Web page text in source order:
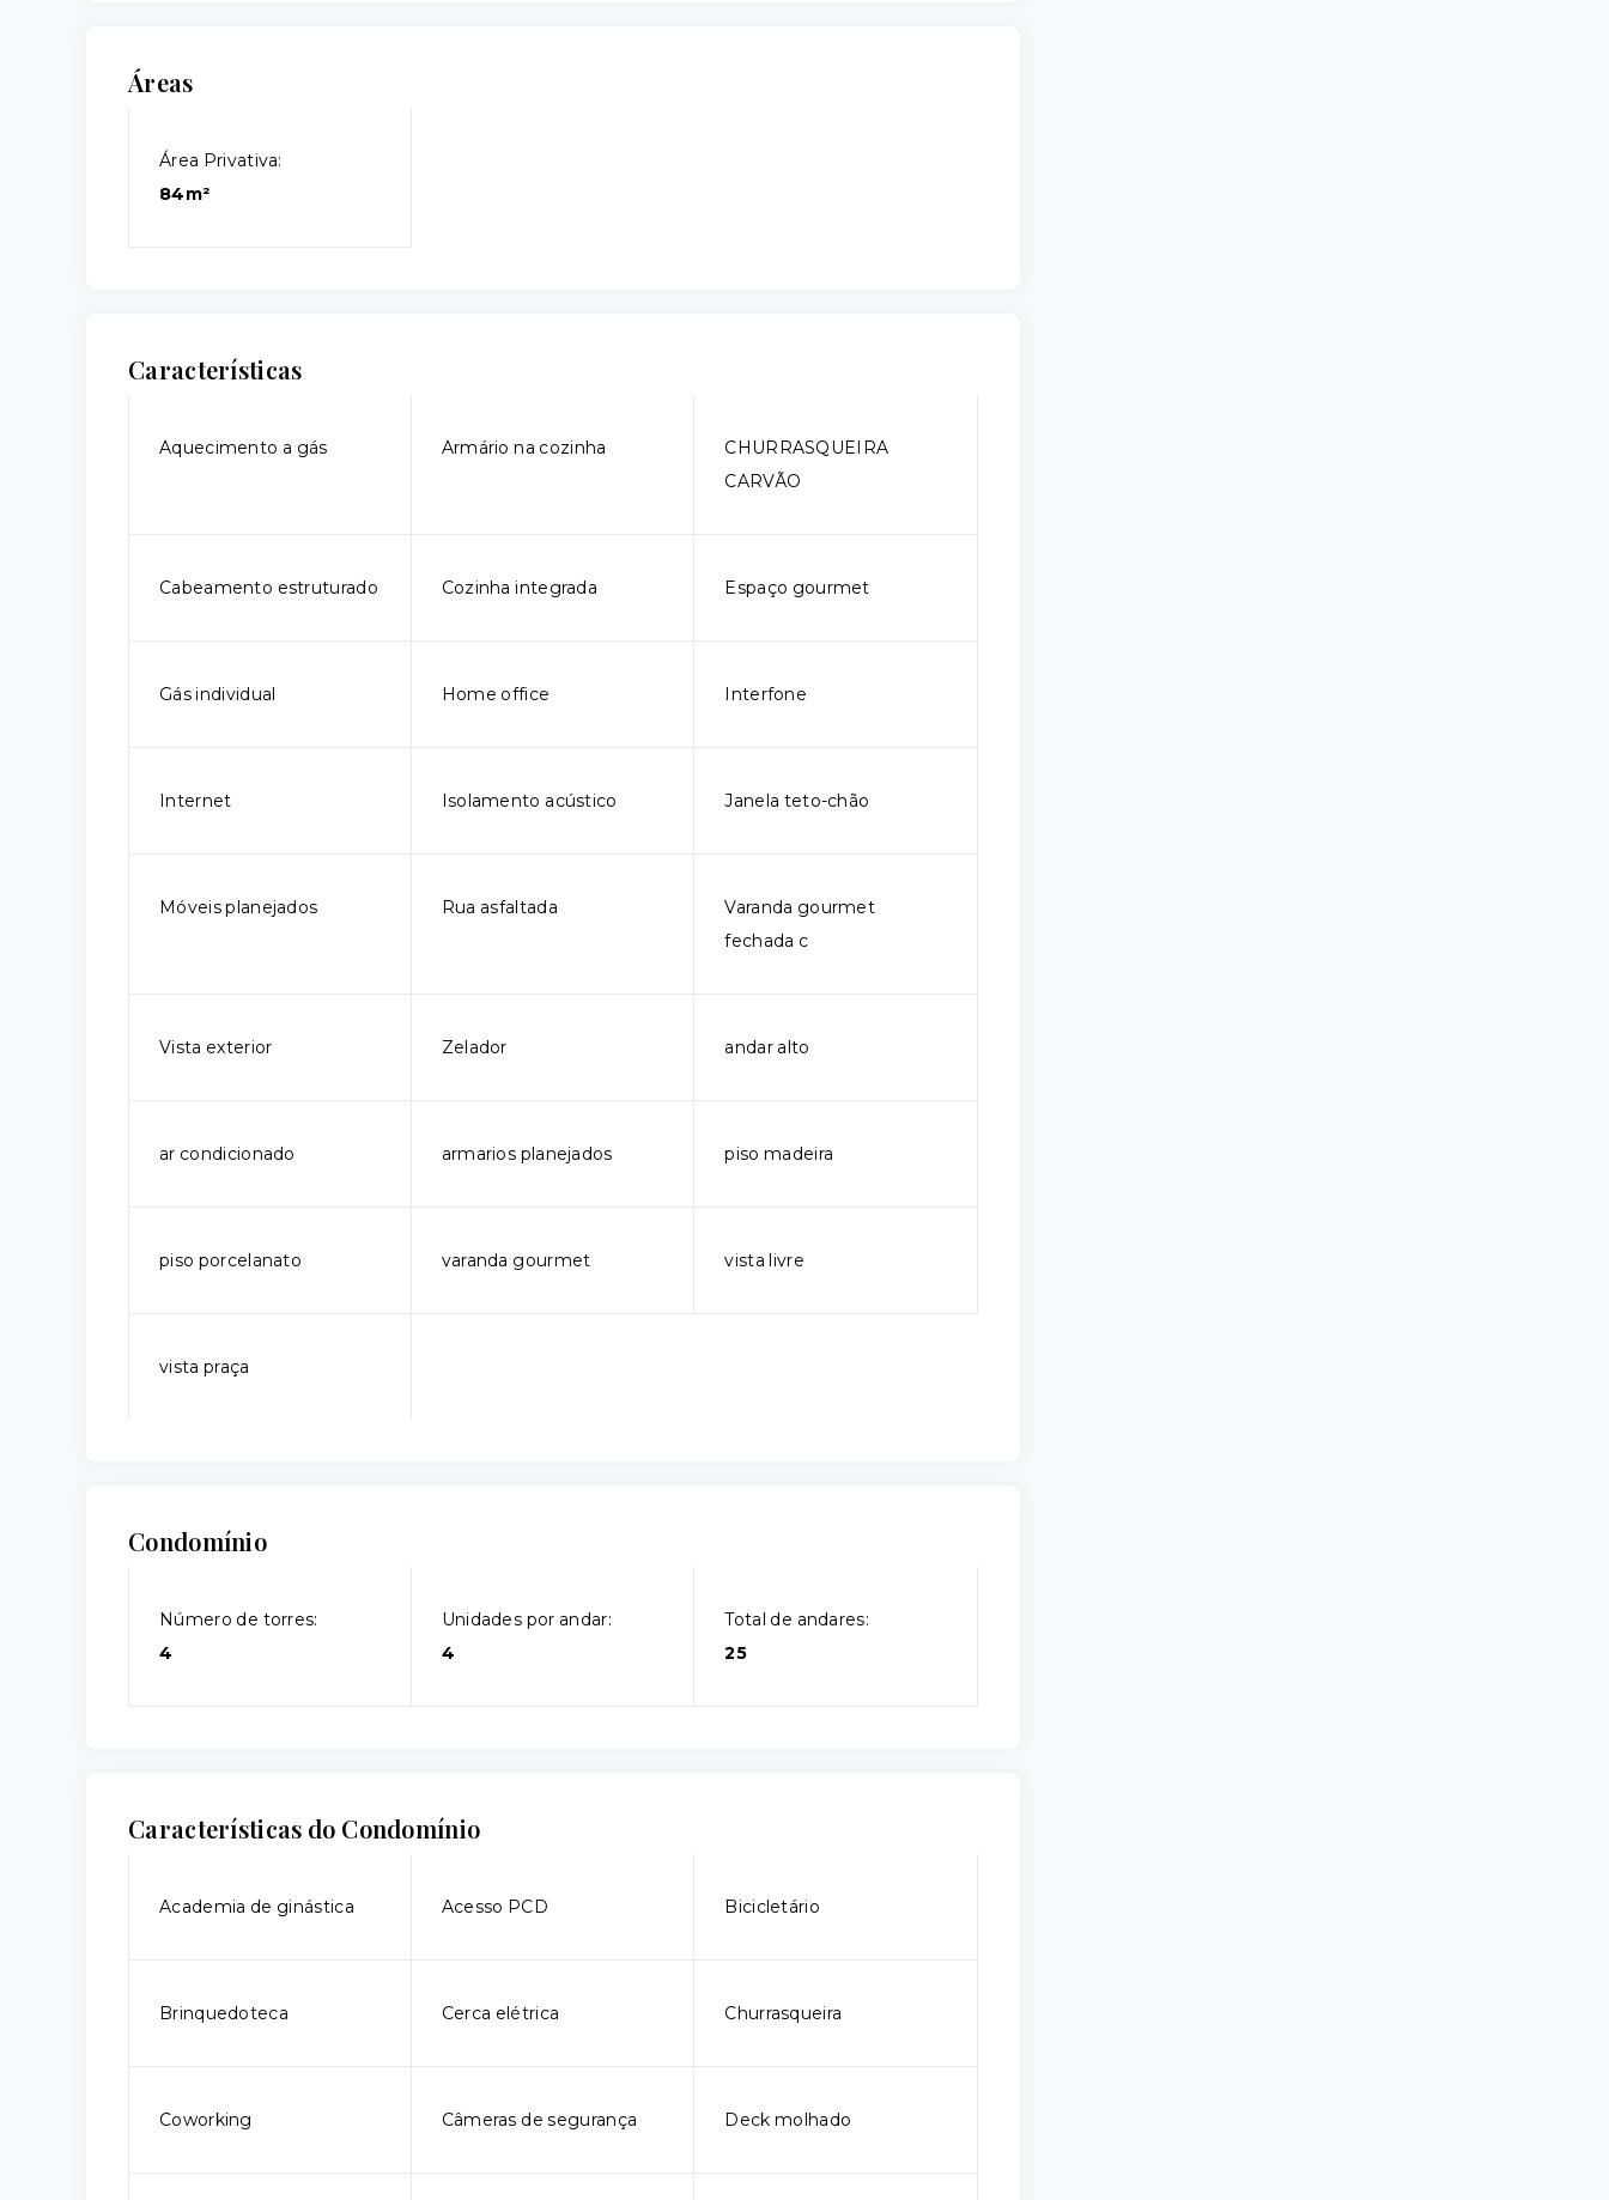
Áreas
Área Privativa:
84m²
Características
Aquecimento a gás Armário na cozinha
CHURRASQUEIRA
CARVÃO
Cabeamento estruturado Cozinha integrada Espaço gourmet
Gás individual Home office Interfone
Internet Isolamento acústico Janela teto-chão
Móveis planejados Rua asfaltada
Varanda gourmet
fechada c
Vista exterior Zelador andar alto
ar condicionado armarios planejados piso madeira
piso porcelanato varanda gourmet vista livre
vista praça
Condomínio
Número de torres:
4
Unidades por andar:
4
Total de andares:
25
Características do Condomínio
Academia de ginástica Acesso PCD Bicicletário
Brinquedoteca Cerca elétrica Churrasqueira
Coworking Câmeras de segurança Deck molhado